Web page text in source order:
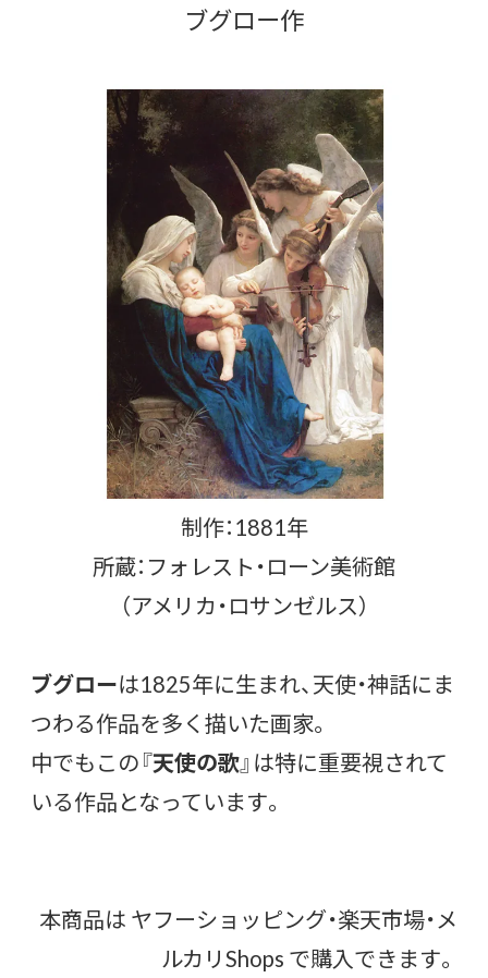
ブグロー作
制作：1881年
所蔵：フォレスト・ローン美術館
（アメリカ・ロサンゼルス）
ブグローは1825年に生まれ、天使・神話にま
つわる作品を多く描いた画家。
中でもこの『天使の歌』は特に重要視されて
いる作品となっています。
本商品は ヤフーショッピング・楽天市場・メ
ルカリShops で購入できます。